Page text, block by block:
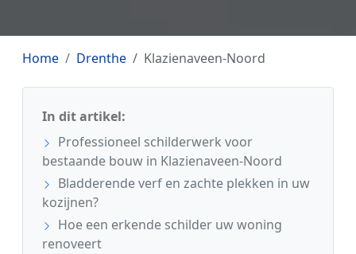
Home Drenthe Klazienaveen-Noord
In dit artikel:
Professioneel schilderwerk voor
bestaande bouw in Klazienaveen-Noord
Bladderende verf en zachte plekken in uw
kozijnen?
Hoe een erkende schilder uw woning
renoveert